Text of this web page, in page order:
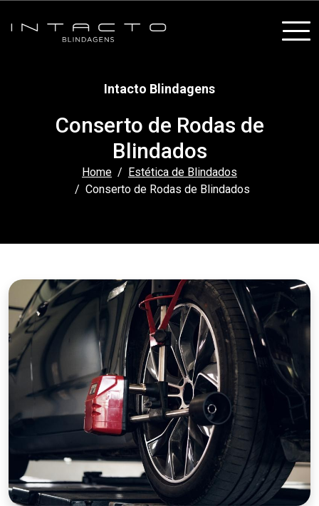
Intacto Blindagens
Conserto de Rodas de
Blindados
Home
Estética de Blindados
Conserto de Rodas de Blindados